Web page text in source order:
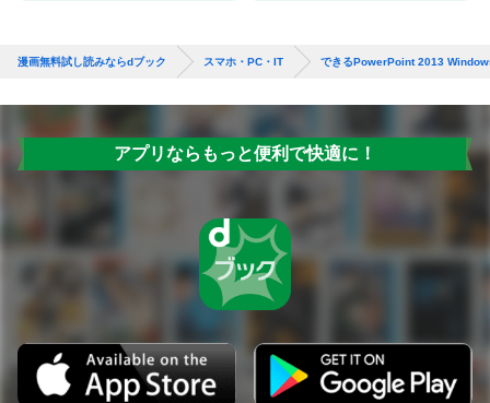
漫画無料試し読みならdブック スマホ・PC・IT できるPowerPoint 2013
アプリならもっと便利で快適に！